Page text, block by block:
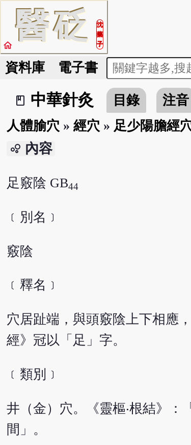
醫砭
沈
藥
子
home
資料庫 電子書
book_2
中華針灸 目錄 注音
人體腧穴 » 經穴 » 足少陽膽經
bubble_chart 內容
足竅陰 GB44
﹝別名﹞
竅陰
﹝釋名﹞
穴居趾端，與頭竅陰上下相應
經》冠以「足」字。
﹝類別﹞
井（金）穴。《靈樞‧根結》：
間」。